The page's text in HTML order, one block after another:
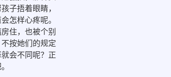
子捂着眼睛，
怎样心疼呢。
住，也被个别
按她们的规定
会不同呢？正